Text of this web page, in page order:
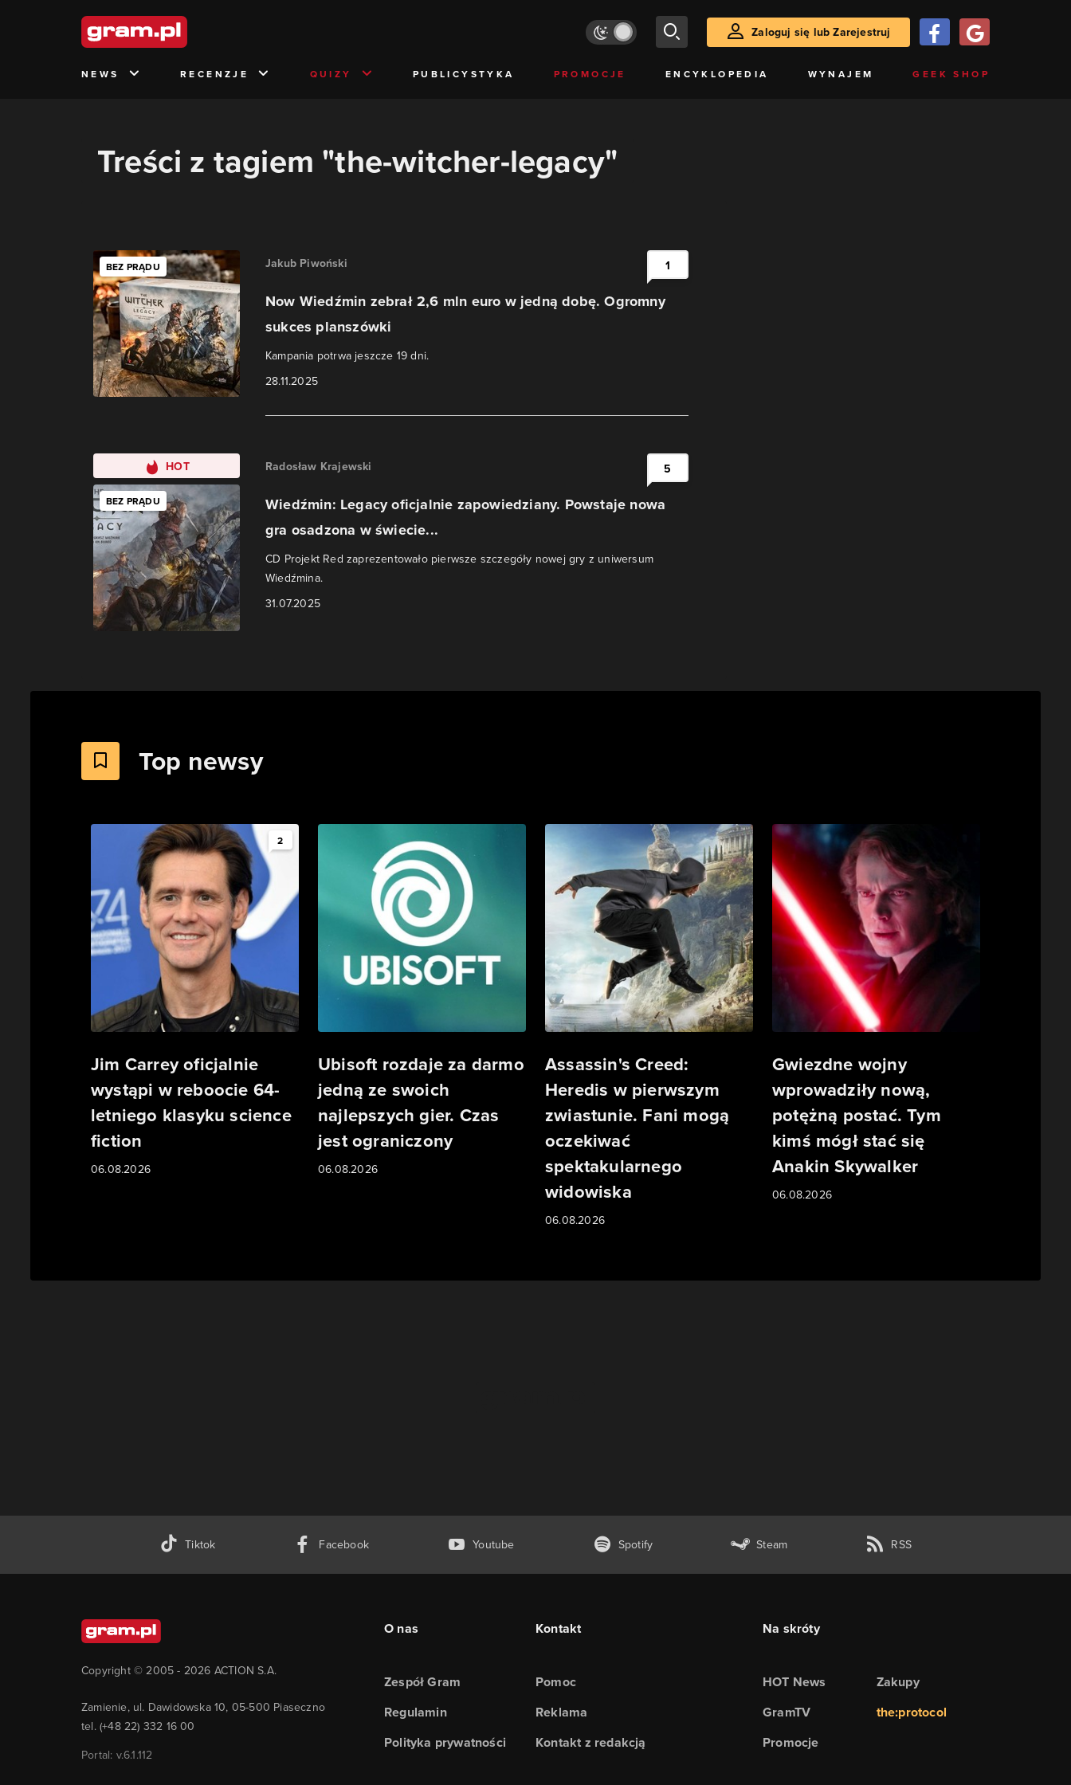
Zaloguj się lub Zarejestruj
NEWS RECENZJE QUIZY PUBLICYSTYKA PROMOCJE ENCYKLOPEDIA WYNAJEM GEEK SHOP
Treści z tagiem "the-witcher-legacy"
BEZ PRĄDU Jakub Piwoński
Now Wiedźmin zebrał 2,6 mln euro w jedną dobę. Ogromny
sukces planszówki
Kampania potrwa jeszcze 19 dni.
28.11.2025
1
HOT
BEZ PRĄDU
Radosław Krajewski
Wiedźmin: Legacy oficjalnie zapowiedziany. Powstaje nowa
gra osadzona w świecie...
CD Projekt Red zaprezentowało pierwsze szczegóły nowej gry z uniwersum
Wiedźmina.
31.07.2025
5
Top newsy
2
Jim Carrey oficjalnie
wystąpi w reboocie 64-
letniego klasyku science
fiction
06.08.2026
Ubisoft rozdaje za darmo
jedną ze swoich
najlepszych gier. Czas
jest ograniczony
06.08.2026
Assassin's Creed:
Heredis w pierwszym
zwiastunie. Fani mogą
oczekiwać
spektakularnego
widowiska
06.08.2026
Gwiezdne wojny
wprowadziły nową,
potężną postać. Tym
kimś mógł stać się
Anakin Skywalker
06.08.2026
Tiktok Facebook Youtube Spotify Steam RSS
Copyright © 2005 - 2026 ACTION S.A.
Zamienie, ul. Dawidowska 10, 05-500 Piaseczno
tel. (+48 22) 332 16 00
Portal: v.6.1.112
O nas
Zespół Gram
Regulamin
Polityka prywatności
Kontakt
Pomoc
Reklama
Kontakt z redakcją
Na skróty
HOT News
GramTV
Promocje
Zakupy
the:protocol